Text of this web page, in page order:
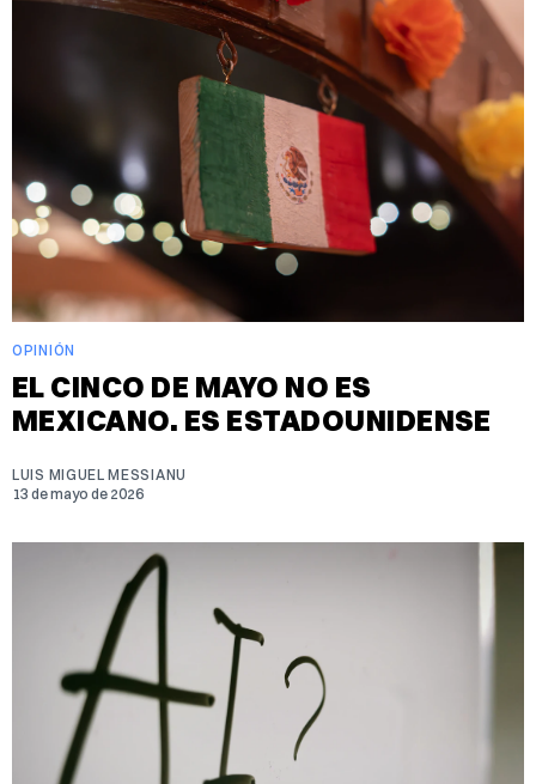
OPINIÓN
EL CINCO DE MAYO NO ES
MEXICANO. ES ESTADOUNIDENSE
LUIS MIGUEL MESSIANU
13 de mayo de 2026